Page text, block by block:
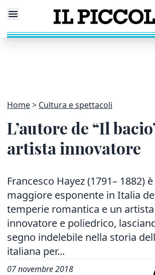
Home Cultura e spettacoli
L’autore de “Il
artista innovatore
Francesco Hayez (1791– 1882)
maggiore esponente in Italia
temperie romantica e un artista
innovatore e poliedrico,
segno indelebile nella storia
italiana per...
07 novembre 2018